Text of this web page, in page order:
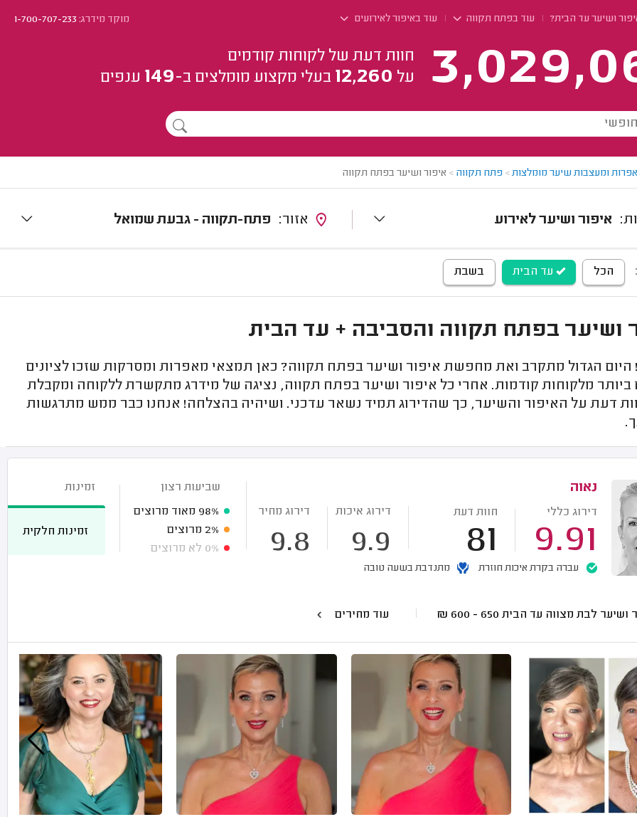
ושיער עד הבית? עוד בפתח תקווה עוד באיפור לאירועים מוקד מידרג:1-700-707-233
חוות דעת של לקוחות קודמים
על 12,260 בעלי מקצוע מומלצים ב-149 ענפים
ומעצבות שיער מומלצות> פתח תקווה > איפור ושיער בפתח תקווה
איפור ושיער לאירוע פתח-תקווה - גבעת שמואל
הכל עד הבית בשבת
ושיער בפתח תקווה והסביבה + עד הבית
היום הגדול מתקרב ואת מחפשת איפור ושיער בפתח תקווה? כאן תמצאי מאפרות ומסרקות שזכו לציונים
ביותר מלקוחות קודמות. אחרי כל איפור ושיער בפתח תקווה, נציגה של מידרג מתקשרת ללקוחה ומקבלת
דעת על האיפור והשיער, כך שהדירוג תמיד נשאר עדכני. ושיהיה בהצלחה! אנחנו כבר ממש מתרגשות
נאוה
דירוג כללי
9.91
חוות דעת
81
דירוג איכות
9.9
דירוג מחיר
9.8
עברה בקרת איכות חוזרת מתנדבת בשעה טובה
שביעות רצון
98% מאוד מרוצים
2% מרוצים
0% לא מרוצים
זמינות
זמינות חלקית
ושיער לבת מצווה עד הבית 650 - 600
₪ עוד מחירים